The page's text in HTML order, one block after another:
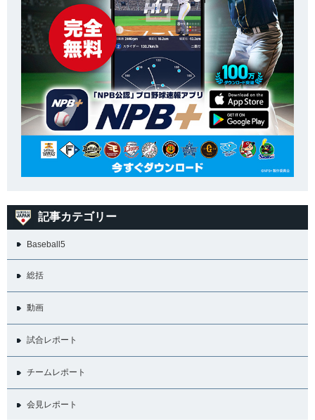
記事カテゴリー
Baseball5
総括
動画
試合レポート
チームレポート
会見レポート